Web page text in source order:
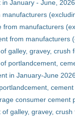
January - June, 2026
manufacturers
from manufacturers
galley, gravey,
portlandcement,
in January-June
consumer cement
galley, gravey,